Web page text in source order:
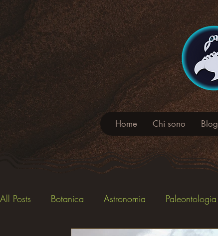
Home Chi sono Blog
All Posts Botanica Astronomia Paleontologia